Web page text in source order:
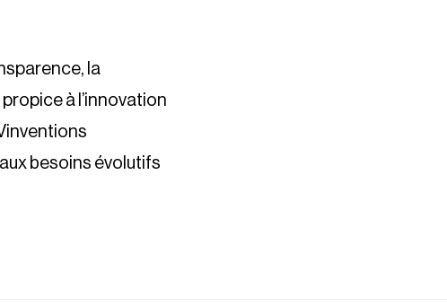
la
à l’innovation
besoins évolutifs